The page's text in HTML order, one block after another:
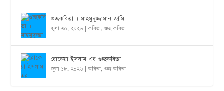
গুচ্ছকবিতা । মাহমুদুজ্জামান জামি
জুলা ৩০, ২০২৬ |কবিতা,গুচ্ছ কবিতা
রোকেয়া ইসলাম এর গুচ্ছকবিতা
জুলা ১৮, ২০২৬ |কবিতা,গুচ্ছ কবিতা